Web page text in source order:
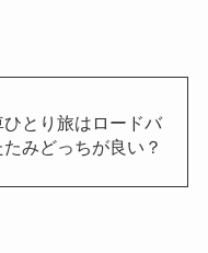
とり旅はロードバ
みどっちが良い？